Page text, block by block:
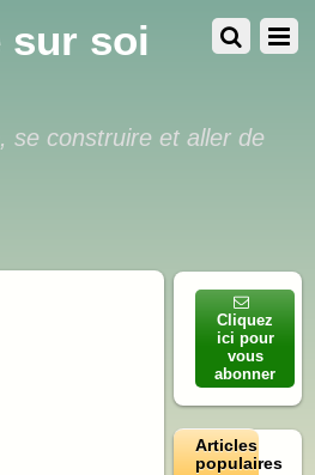
sur soi
se construire et aller de
Cliquez
ici pour
vous
abonner
Articles
populaires